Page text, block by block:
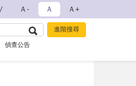
Ａ- Ａ Ａ+
偵查公告